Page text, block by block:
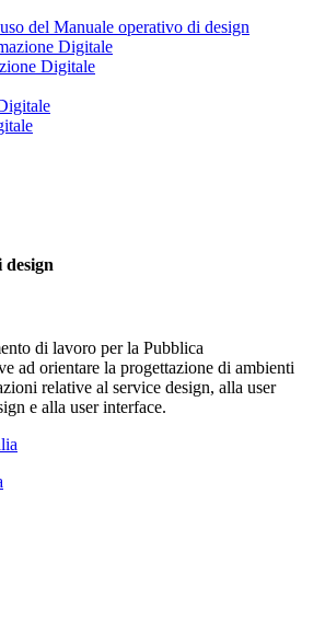
del Manuale operativo di design
Digitale
di lavoro per la Pubblica
ad orientare la progettazione di ambienti
relative al service design, alla user
e alla user interface.